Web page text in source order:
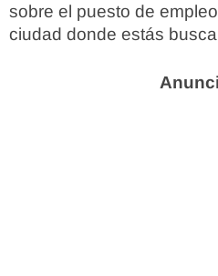
sobre el puesto de
ciudad donde estás